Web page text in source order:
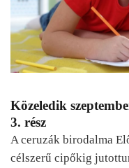
Közeledik
3. rész
A ceruzák birodalma
célszerű cipőkig